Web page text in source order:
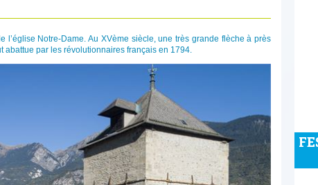
l’église Notre-Dame. Au XVème siècle, une très grande flèche à près
abattue par les révolutionnaires français en 1794.